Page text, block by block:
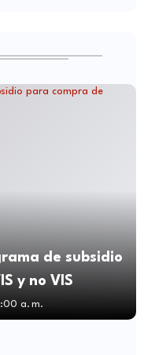
de subsidio
y no VIS
a. m.